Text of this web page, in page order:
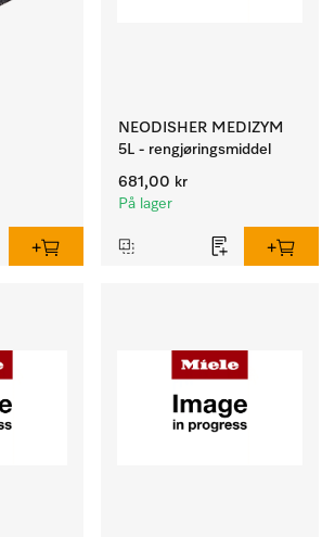
NEODISHER MEDIZYM
5L - rengjøringsmiddel
681,00 kr
På lager